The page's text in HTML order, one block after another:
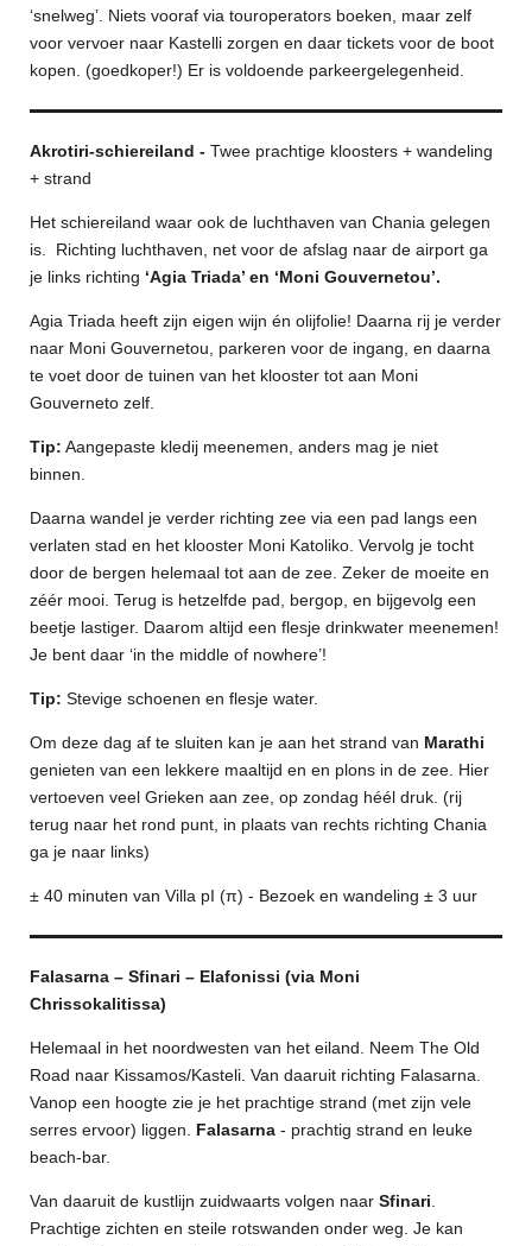
‘snelweg’. Niets vooraf via touroperators boeken, maar zelf
voor vervoer naar Kastelli zorgen en daar tickets voor de boot
kopen. (goedkoper!) Er is voldoende parkeergelegenheid.
Akrotiri-schiereiland - Twee prachtige kloosters + wandeling
+ strand
Het schiereiland waar ook de luchthaven van Chania gelegen
is. Richting luchthaven, net voor de afslag naar de airport ga
je links richting ‘Agia Triada’ en ‘Moni Gouvernetou’.
Agia Triada heeft zijn eigen wijn én olijfolie! Daarna rij je verder
naar Moni Gouvernetou, parkeren voor de ingang, en daarna
te voet door de tuinen van het klooster tot aan Moni
Gouverneto zelf.
Tip: Aangepaste kledij meenemen, anders mag je niet
binnen.
Daarna wandel je verder richting zee via een pad langs een
verlaten stad en het klooster Moni Katoliko. Vervolg je tocht
door de bergen helemaal tot aan de zee. Zeker de moeite en
zéér mooi. Terug is hetzelfde pad, bergop, en bijgevolg een
beetje lastiger. Daarom altijd een flesje drinkwater meenemen!
Je bent daar ‘in the middle of nowhere’!
Tip: Stevige schoenen en flesje water.
Om deze dag af te sluiten kan je aan het strand van Marathi
genieten van een lekkere maaltijd en en plons in de zee. Hier
vertoeven veel Grieken aan zee, op zondag héél druk. (rij
terug naar het rond punt, in plaats van rechts richting Chania
ga je naar links)
± 40 minuten van Villa pI (π) - Bezoek en wandeling ± 3 uur
Falasarna – Sfinari – Elafonissi (via Moni
Chrissokalitissa)
Helemaal in het noordwesten van het eiland. Neem The Old
Road naar Kissamos/Kasteli. Van daaruit richting Falasarna.
Vanop een hoogte zie je het prachtige strand (met zijn vele
serres ervoor) liggen. Falasarna - prachtig strand en leuke
beach-bar.
Van daaruit de kustlijn zuidwaarts volgen naar Sfinari.
Prachtige zichten en steile rotswanden onder weg. Je kan